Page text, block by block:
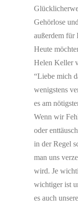
Gehörlose
außerdem für
Heute
Helen Keller
“Liebe mich
wenigstens
es am
Wenn wir
oder
in der Regel
man uns
wird. Je
wichtiger ist
es auch